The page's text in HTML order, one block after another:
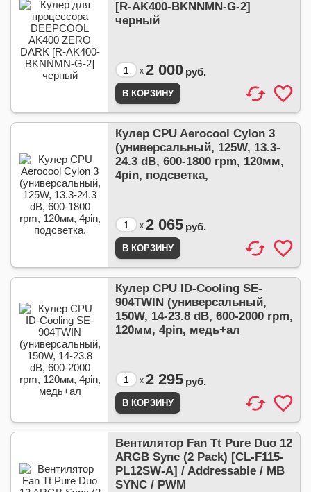
[R-AK400-BKNNMN-G-2]
черный
x 2 000 руб.
Кулер CPU Aerocool Cylon 3
(универсальный, 125W, 13.3-
24.3 dB, 600-1800 rpm, 120мм,
4pin, подсветка,
x 2 065 руб.
Кулер CPU ID-Cooling SE-
904TWIN (универсальный,
150W, 14-23.8 dB, 600-2000 rpm,
120мм, 4pin, медь+ал
x 2 295 руб.
Вентилятор Fan Tt Pure Duo 12
ARGB Sync (2 Pack) [CL-F115-
PL12SW-A] / Addressable / MB
SYNC / PWM